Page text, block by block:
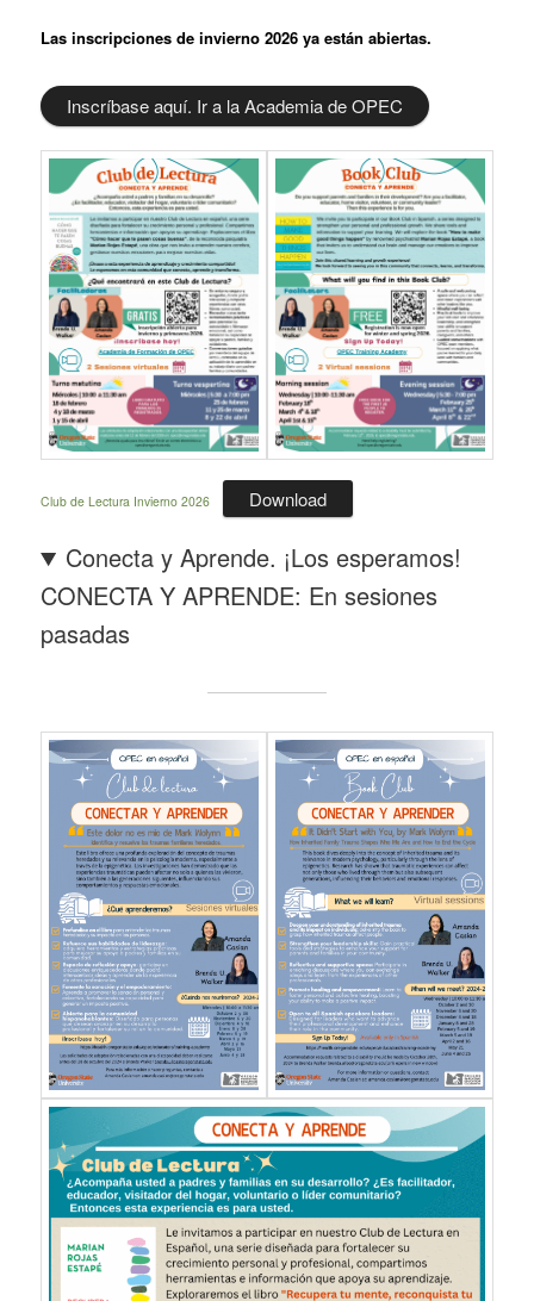
Las inscripciones de invierno 2026 ya están abiertas.
Inscríbase aquí. Ir a la Academia de OPEC
Club de Lectura Invierno 2026 Download
Conecta y Aprende. ¡Los esperamos!
CONECTA Y APRENDE: En sesiones
pasadas